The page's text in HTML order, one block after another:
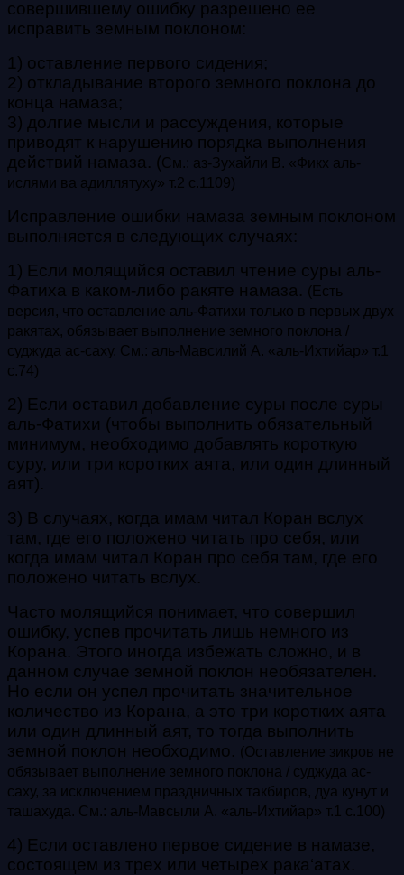
совершившему ошибку разрешено ее
исправить земным поклоном:
1) оставление первого сидения;
2) откладывание второго земного поклона до
конца намаза;
3) долгие мысли и рассуждения, которые
приводят к нарушению порядка выполнения
действий намаза. (См.: аз-Зухайли В. «Фикх аль-
ислями ва адиллятуху» т.2 с.1109)
Исправление ошибки намаза земным поклоном
выполняется в следующих случаях:
1) Если молящийся оставил чтение суры аль-
Фатиха в каком-либо ракяте намаза. (Есть
версия, что оставление аль-Фатихи только в первых двух
ракятах, обязывает выполнение земного поклона /
суджуда ас-саху. См.: аль-Мавсилий А. «аль-Ихтийар» т.1
с.74)
2) Если оставил добавление суры после суры
аль-Фатихи (чтобы выполнить обязательный
минимум, необходимо добавлять короткую
суру, или три коротких аята, или один длинный
аят).
3) В случаях, когда имам читал Коран вслух
там, где его положено читать про себя, или
когда имам читал Коран про себя там, где его
положено читать вслух.
Часто молящийся понимает, что совершил
ошибку, успев прочитать лишь немного из
Корана. Этого иногда избежать сложно, и в
данном случае земной поклон необязателен.
Но если он успел прочитать значительное
количество из Корана, а это три коротких аята
или один длинный аят, то тогда выполнить
земной поклон необходимо. (Оставление зикров не
обязывает выполнение земного поклона / суджуда ас-
саху, за исключением праздничных такбиров, дуа кунут и
ташахуда. См.: аль-Мавсыли А. «аль-Ихтийар» т.1 с.100)
4) Если оставлено первое сидение в намазе,
состоящем из трех или четырех рака‘атах.